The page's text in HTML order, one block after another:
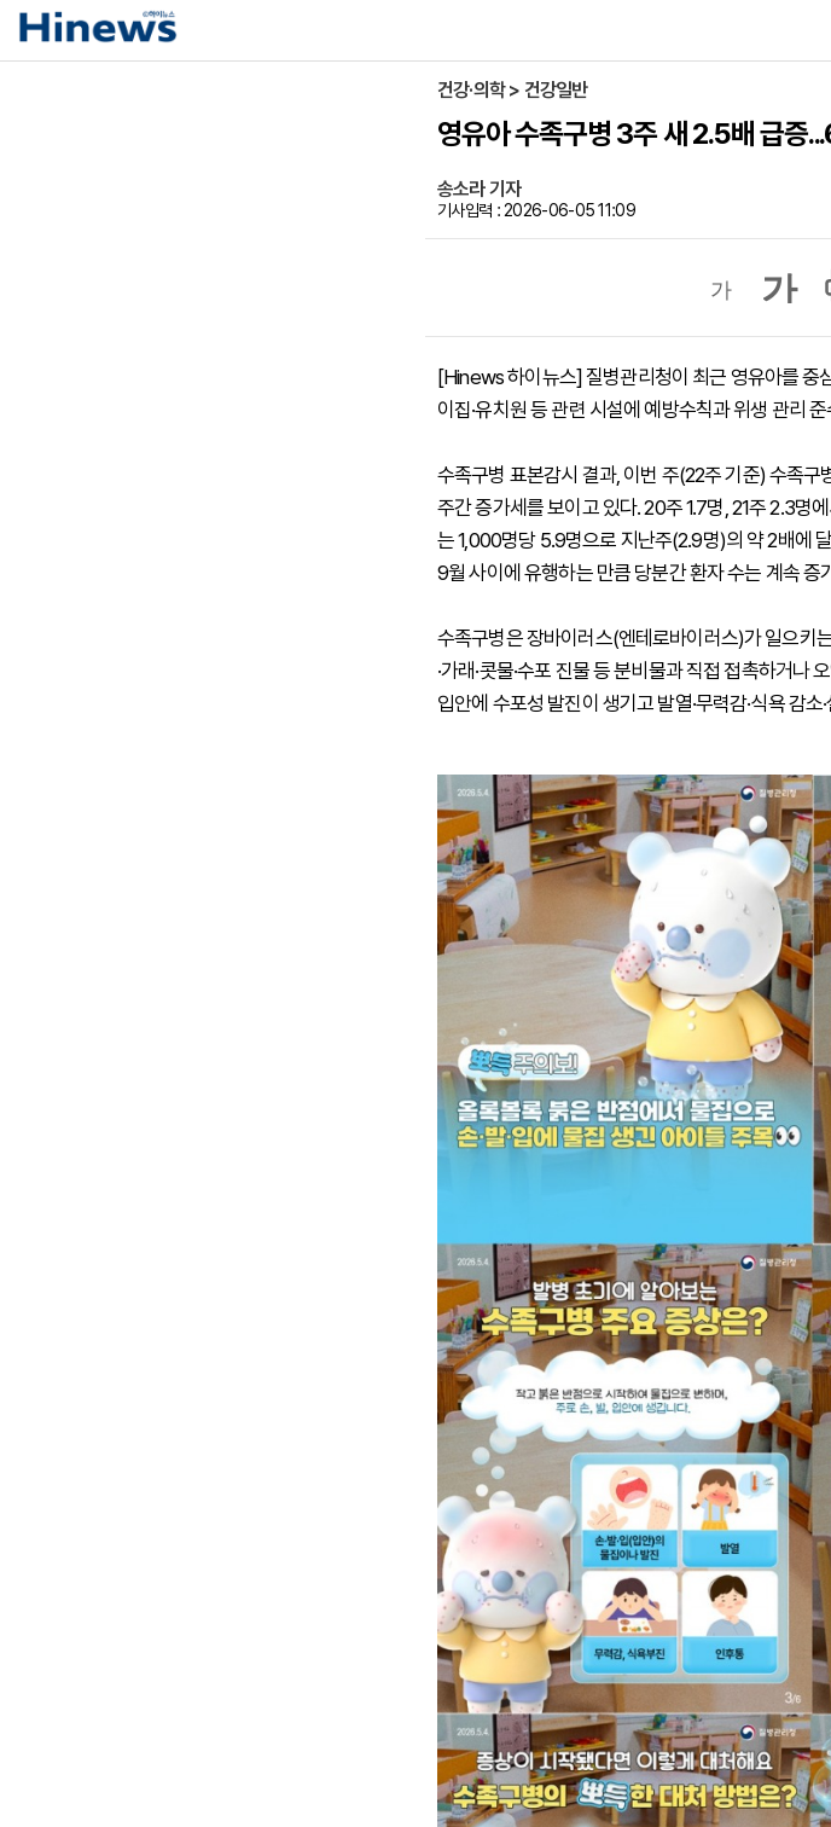
건강·의학 > 건강일반
영유아 수족구병 3주 새 2.5배 급증
송소라 기자
기사입력 : 2026-06-05 11:09
가 가
[Hinews 하이뉴스] 질병관리청이 최근 영유아를 중
이집·유치원 등 관련 시설에 예방수칙과 위생 관리
수족구병 표본감시 결과, 이번 주(22주 기준) 수족
주간 증가세를 보이고 있다. 20주 1.7명, 21주 2.3명
는 1,000명당 5.9명으로 지난주(2.9명)의 약 2배에
9월 사이에 유행하는 만큼 당분간 환자 수는 계속 증
수족구병은 장바이러스(엔테로바이러스)가 일으키
·가래·콧물·수포 진물 등 분비물과 직접 접촉하거나
입안에 수포성 발진이 생기고 발열·무력감·식욕 감소